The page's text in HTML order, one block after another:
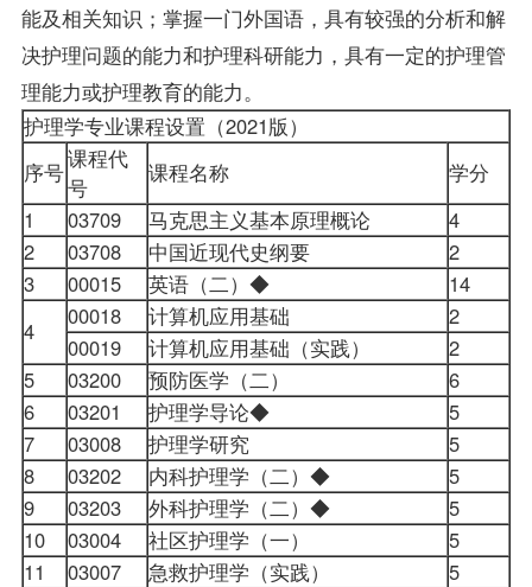
能及相关知识；掌握一门外国语，具有较强的分析和解
决护理问题的能力和护理科研能力，具有一定的护理管
理能力或护理教育的能力。
护理学专业课程设置（2021版）
序号课程代
号
课程名称
学分
1
03709 马克思主义基本原理概论
4
2
03708 中国近现代史纲要
2
3
00015 英语（二）◆
14
4
00018 计算机应用基础
2
00019
计算机应用基础（实践）
2
5
03200 预防医学（二）
6
6
03201 护理学导论◆
5
7
03008 护理学研究
5
8
03202 内科护理学（二）◆
5
9
03203 外科护理学（二）◆
5
10
03004 社区护理学（一）
5
11
03007 急救护理学（实践）
5